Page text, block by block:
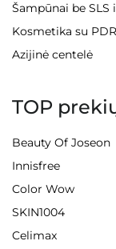
Šampūnai be SLS
Kosmetika su
Azijinė centelė
TOP
Beauty Of Joseon
Innisfree
Color Wow
SKIN1004
Celimax